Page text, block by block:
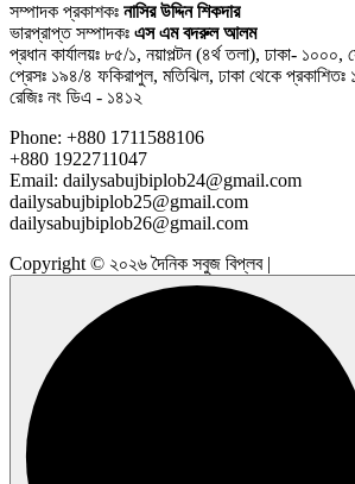
সম্পাদক প্রকাশকঃ নাসির উদ্দিন শিকদার
ভারপ্রাপ্ত সম্পাদকঃ এস এম বদরুল আলম
প্রধান কার্যালয়ঃ ৮৫/১, নয়াপল্টন (৪র্থ তলা), ঢাকা- ১০০০,
প্রেসঃ ১৯৪/৪ ফকিরাপুল, মতিঝিল, ঢাকা থেকে প্রকাশিতঃ
রেজিঃ নং ডিএ - ১৪১২
Phone: +880 1711588106
+880 1922711047
Email: dailysabujbiplob24@gmail.com
dailysabujbiplob25@gmail.com
dailysabujbiplob26@gmail.com
Copyright © ২০২৬ দৈনিক সবুজ বিপ্লব |